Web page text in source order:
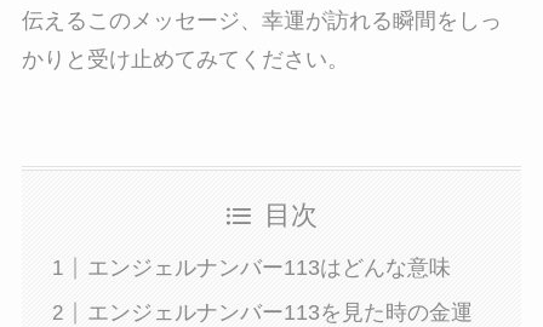
伝えるこのメッセージ、幸運が訪れる瞬間をしっ
かりと受け止めてみてください。
目次
エンジェルナンバー113はどんな意味
エンジェルナンバー113を見た時の金運